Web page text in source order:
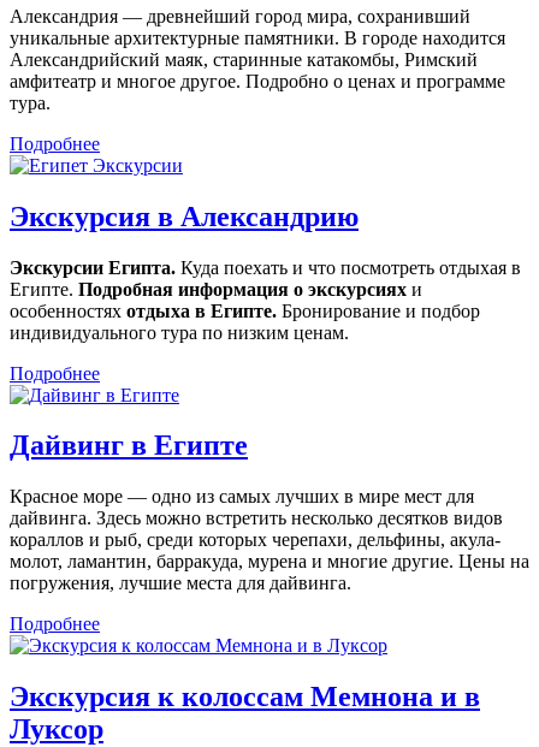
Александрия — древнейший город мира, сохранивший
уникальные архитектурные памятники. В городе находится
Александрийский маяк, старинные катакомбы, Римский
амфитеатр и многое другое. Подробно о ценах и программе
тура.
Подробнее
Экскурсия в Александрию
Экскурсии Египта. Куда поехать и что посмотреть отдыхая в
Египте. Подробная информация о экскурсиях и
особенностях отдыха в Египте. Бронирование и подбор
индивидуального тура по низким ценам.
Подробнее
Дайвинг в Египте
Красное море — одно из самых лучших в мире мест для
дайвинга. Здесь можно встретить несколько десятков видов
кораллов и рыб, среди которых черепахи, дельфины, акула-
молот, ламантин, барракуда, мурена и многие другие. Цены на
погружения, лучшие места для дайвинга.
Подробнее
Экскурсия к колоссам Мемнона и в
Луксор